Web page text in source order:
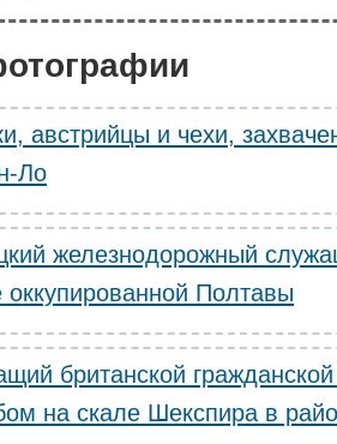
австрийцы и чехи,
Ло
железнодорожный
оккупированной Полтавы
британской
на скале Шекспира в